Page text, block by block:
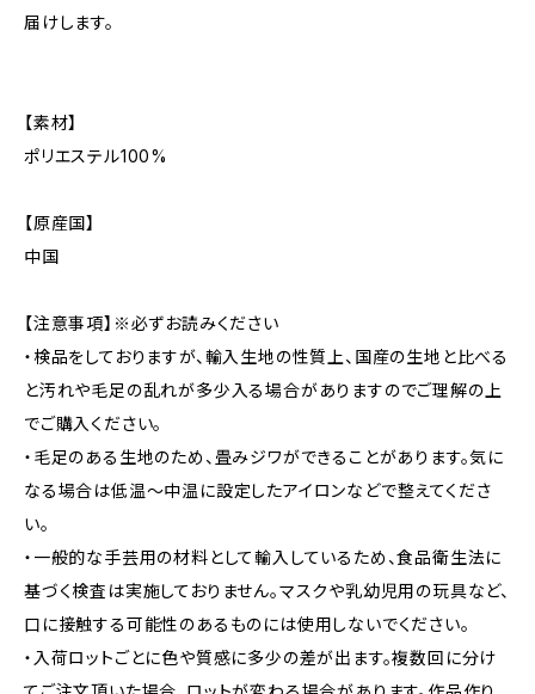
届けします。
【素材】
ポリエステル100%
【原産国】
中国
【注意事項】※必ずお読みください
・検品をしておりますが、輸入生地の性質上、国産の生地と比べる
と汚れや毛足の乱れが多少入る場合がありますのでご理解の上
でご購入ください。
・毛足のある生地のため、畳みジワができることがあります。気に
なる場合は低温〜中温に設定したアイロンなどで整えてくださ
い。
・一般的な手芸用の材料として輸入しているため、食品衛生法に
基づく検査は実施しておりません。マスクや乳幼児用の玩具など、
口に接触する可能性のあるものには使用しないでください。
・入荷ロットごとに色や質感に多少の差が出ます。複数回に分け